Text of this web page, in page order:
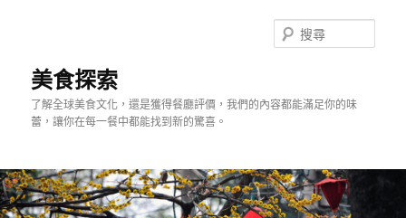
美食探索
了解全球美食文化，還是獲得餐廳評價，我們的內容都能滿足你的味
蕾，讓你在每一餐中都能找到新的驚喜。
尋